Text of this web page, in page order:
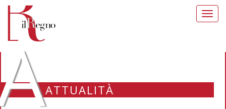
ATTUALITÀ